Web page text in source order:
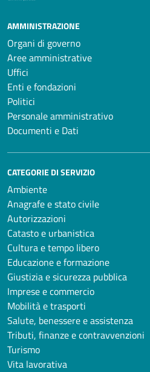
AMMINISTRAZIONE
Organi di governo
Aree amministrative
Uffici
Enti e fondazioni
Politici
Personale amministrativo
Documenti e Dati
CATEGORIE DI SERVIZIO
Ambiente
Anagrafe e stato civile
Autorizzazioni
Catasto e urbanistica
Cultura e tempo libero
Educazione e formazione
Giustizia e sicurezza pubblica
Imprese e commercio
Mobilità e trasporti
Salute, benessere e assistenza
Tributi, finanze e contravvenzioni
Turismo
Vita lavorativa